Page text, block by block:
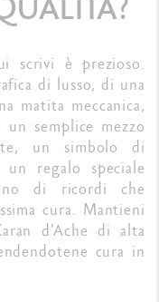
scrivi è prezioso.
di lusso, di una
matita meccanica,
semplice mezzo
un simbolo di
un regalo speciale
di ricordi che
cura. Mantieni
d'Ache di alta
cura in